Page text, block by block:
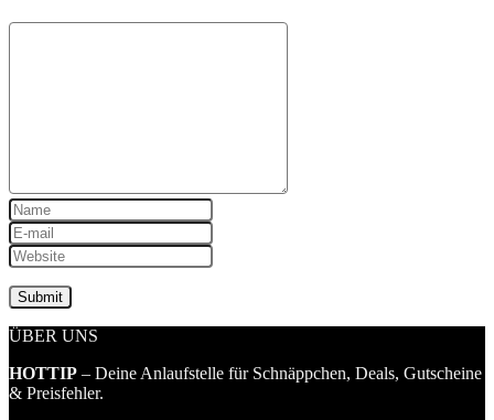
ÜBER UNS
HOTTIP – Deine Anlaufstelle für Schnäppchen, Deals, Gutscheine
& Preisfehler.